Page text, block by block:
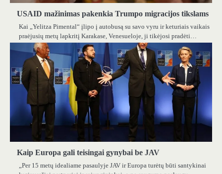
USAID mažinimas pakenkia Trumpo migracijos tikslams
Kai „Yelitza Pimental“ įlipo į autobusą su savo vyru ir keturiais vaikais
praėjusių metų lapkritį Karakase, Venesueloje, ji tikėjosi pradėti…
Kaip Europa gali teisingai gynybai be JAV
„Per 15 metų idealiame pasaulyje JAV ir Europa turėtų būti santykinai